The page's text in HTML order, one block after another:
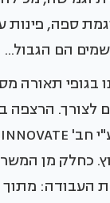
ספה,
הם הגבול...
כחלק מן
העבודה: מתוך